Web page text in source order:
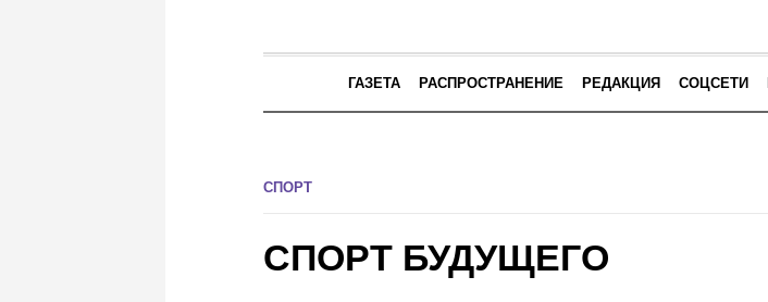
ГАЗЕТА РАСПРОСТРАНЕНИЕ РЕДАКЦИЯ СОЦСЕТИ
СПОРТ
СПОРТ БУДУЩЕГО